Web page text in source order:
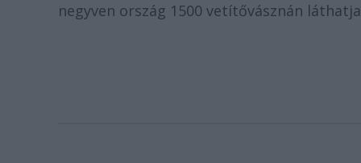
negyven ország 1500 vetítővásznán